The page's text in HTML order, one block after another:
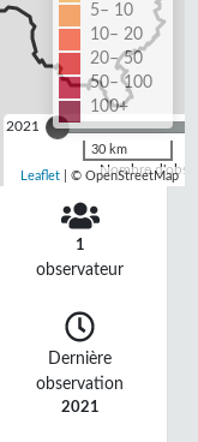
2021
Nombre
5– 10
10– 20
20– 50
50– 100
100+
30 km
Leaflet | © OpenStreetMap
1
observateur
Dernière
observation
2021